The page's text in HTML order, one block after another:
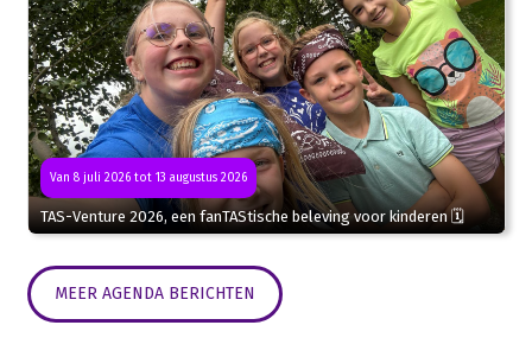
Van 8 juli 2026 tot 13 augustus 2026
TAS-Venture 2026, een fanTAStische beleving voor kinderen 🗓
MEER AGENDA BERICHTEN